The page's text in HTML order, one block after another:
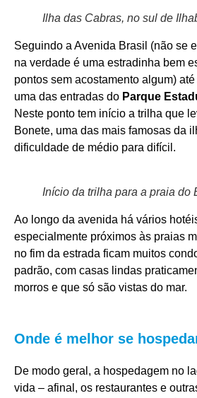
Ilha das Cabras, no sul de
Seguindo a Avenida Brasil (não se
na verdade é uma estradinha bem
pontos sem acostamento algum)
uma das entradas do Parque
Neste ponto tem início a trilha que
Bonete, uma das mais famosas da
dificuldade de médio para difícil.
Início da trilha para a praia do
Ao longo da avenida há vários
especialmente próximos às praias
no fim da estrada ficam muitos
padrão, com casas lindas
morros e que só são vistas do mar.
Onde é melhor se
De modo geral, a hospedagem no
vida – afinal, os restaurantes e